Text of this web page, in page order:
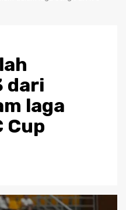
dari
laga
Cup